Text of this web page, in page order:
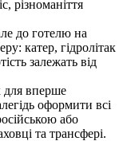
різноманіття
до готелю на
катер, гідролітак
залежать від
для вперше
оформити всі
або
та трансфері.